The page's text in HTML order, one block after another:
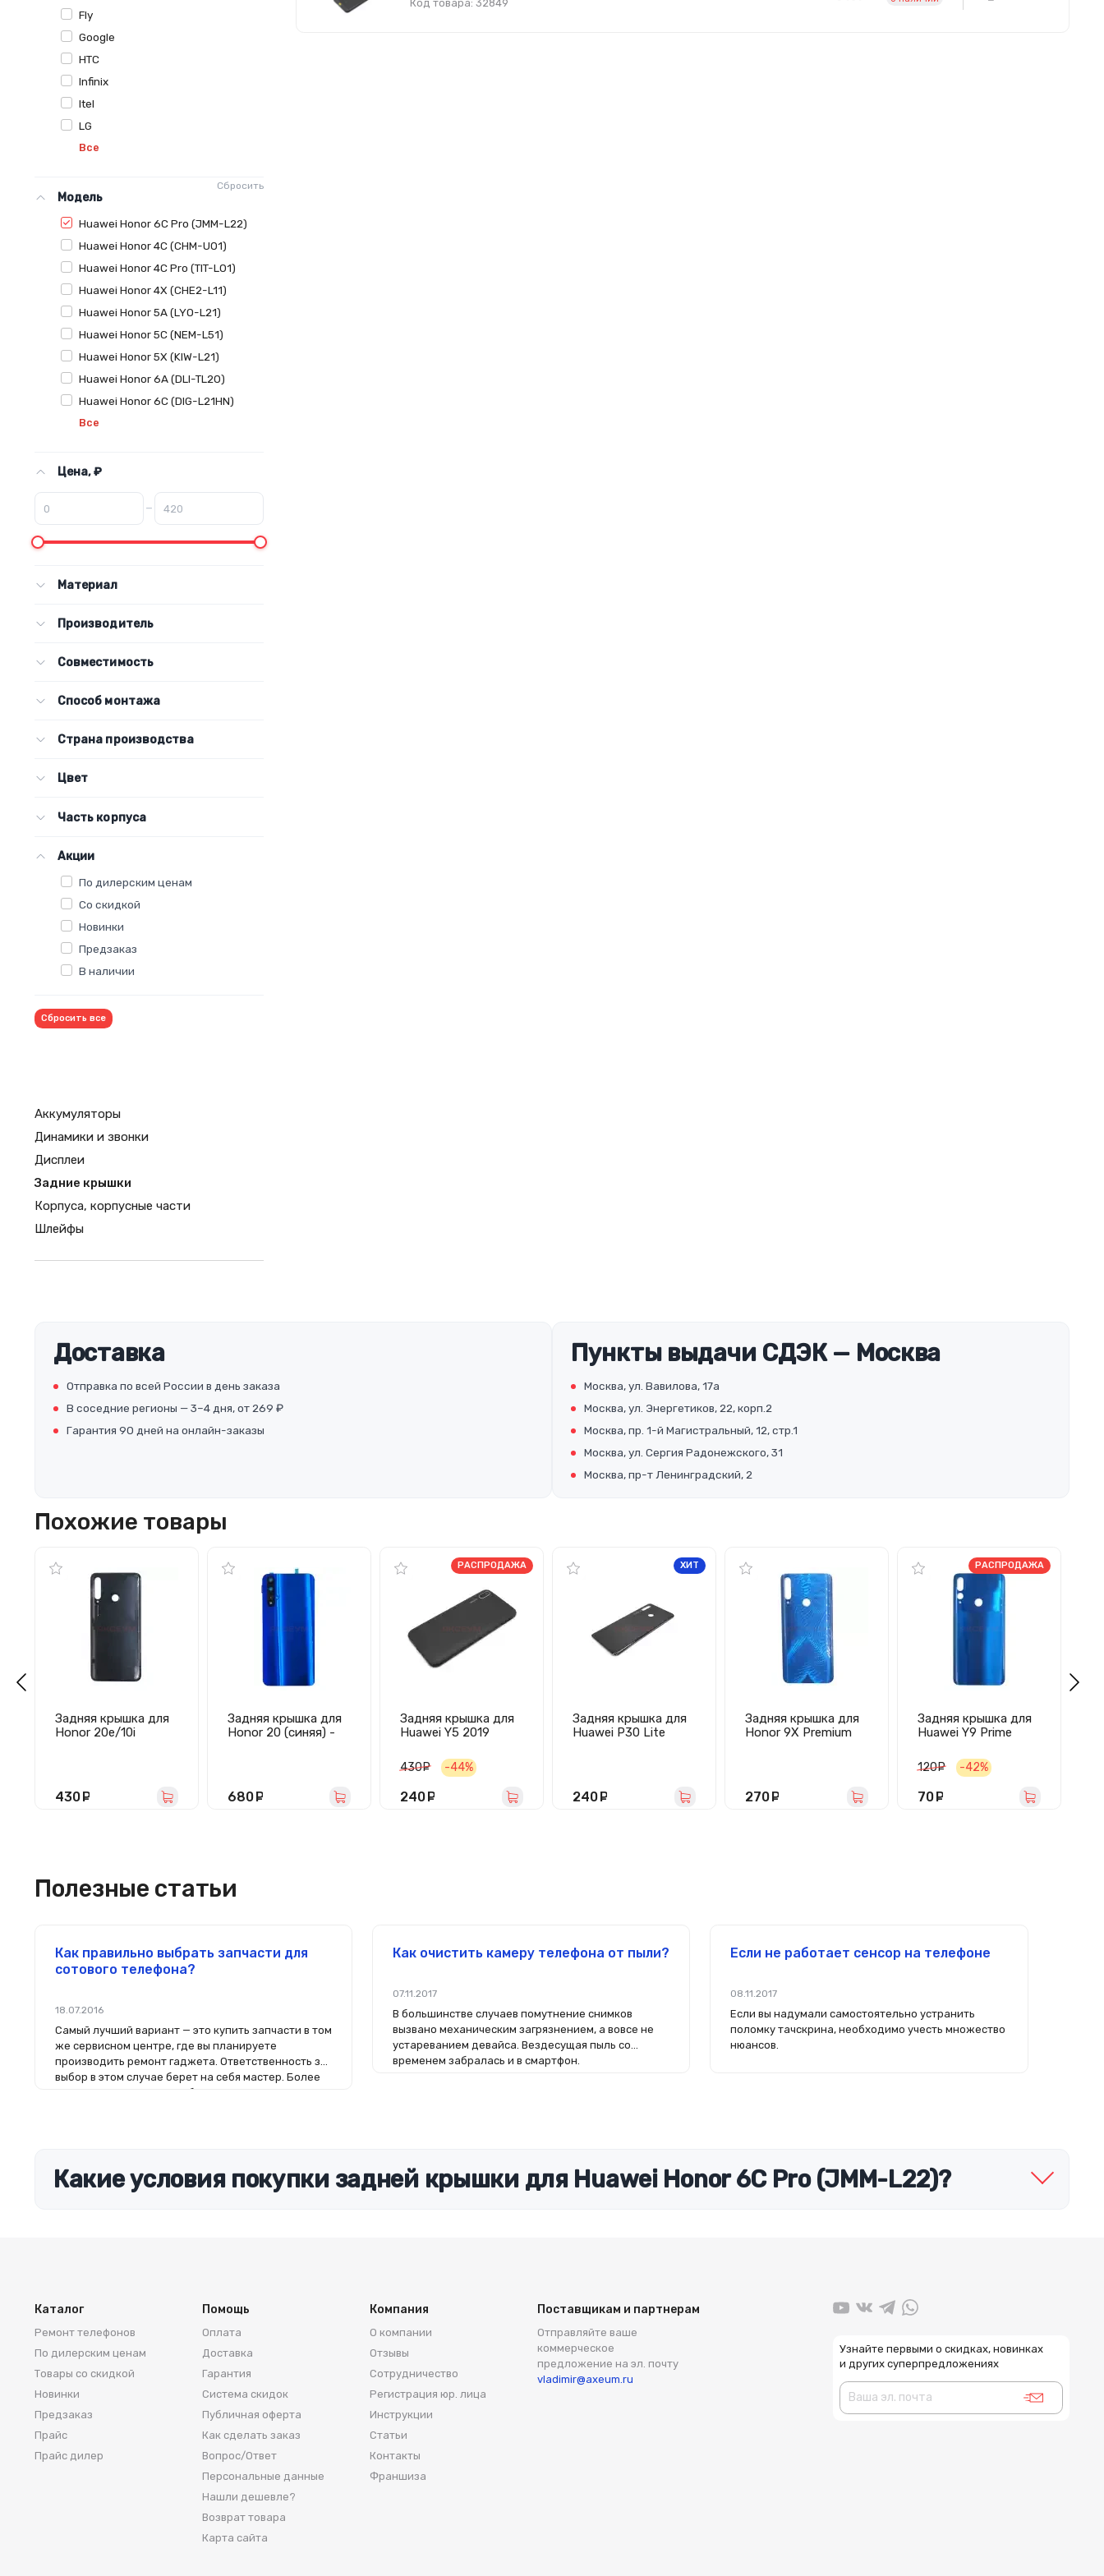
Fly
Google
HTC
Infinix
Itel
LG
Все
Сбросить
Модель
Huawei Honor 6C Pro (JMM-L22)
Huawei Honor 4C (CHM-U01)
Huawei Honor 4C Pro (TIT-L01)
Huawei Honor 4X (CHE2-L11)
Huawei Honor 5A (LYO-L21)
Huawei Honor 5C (NEM-L51)
Huawei Honor 5X (KIW-L21)
Huawei Honor 6A (DLI-TL20)
Huawei Honor 6C (DIG-L21HN)
Все
Цена, ₽
–
Материал
Производитель
Совместимость
Способ монтажа
Страна производства
Цвет
Часть корпуса
Акции
По дилерским ценам
Со скидкой
Новинки
Предзаказ
В наличии
Сбросить все
Аккумуляторы
Динамики и звонки
Дисплеи
Задние крышки
Корпуса, корпусные части
Шлейфы
Код товара: 32849
Доставка
Отправка по всей России в день заказа
В соседние регионы — 3–4 дня, от 269 ₽
Гарантия 90 дней на онлайн-заказы
Пункты выдачи СДЭК — Москва
Москва, ул. Вавилова, 17а
Москва, ул. Энергетиков, 22, корп.2
Москва, пр. 1-й Магистральный, 12, стр.1
Москва, ул. Сергия Радонежского, 31
Москва, пр-т Ленинградский, 2
Похожие товары
Задняя крышка для
Honor 20e/10i
430
Задняя крышка для
Honor 20 (синяя) -
680
Задняя крышка для
Huawei Y5 2019
РАСПРОДАЖА
430 руб.
-44%
240
Задняя крышка для
Huawei P30 Lite
ХИТ
240
Задняя крышка для
Honor 9X Premium
270
Задняя крышка для
Huawei Y9 Prime
РАСПРОДАЖА
120 руб.
-42%
70
Полезные статьи
Как правильно выбрать запчасти для
сотового телефона?
18.07.2016
Самый лучший вариант — это купить запчасти в том
же сервисном центре, где вы планируете
производить ремонт гаджета. Ответственность за
выбор в этом случае берет на себя мастер. Более
того, на комплектующие будет распространяться
сориентироваться в разъемах, элементах
крепления, электрических параметрах и прочих
Как очистить камеру телефона от пыли?
07.11.2017
В большинстве случаев помутнение снимков
вызвано механическим загрязнением, а вовсе не
устареванием девайса. Вездесущая пыль со
временем забралась и в смартфон.
Если не работает сенсор на телефоне
08.11.2017
Если вы надумали самостоятельно устранить
поломку тачскрина, необходимо учесть множество
нюансов.
Какие условия покупки задней крышки для Huawei Honor 6C Pro (JMM-L22)?
Каталог
Ремонт телефонов
По дилерским ценам
Товары со скидкой
Новинки
Предзаказ
Прайс
Прайс дилер
Помощь
Оплата
Доставка
Гарантия
Система скидок
Публичная оферта
Как сделать заказ
Вопрос/Ответ
Персональные данные
Нашли дешевле?
Возврат товара
Карта сайта
Компания
О компании
Отзывы
Сотрудничество
Регистрация юр. лица
Инструкции
Статьи
Контакты
Франшиза
Поставщикам и партнерам
Отправляйте ваше
коммерческое
предложение на эл. почту
vladimir@axeum.ru
Узнайте первыми о скидках, новинках
и других суперпредложениях